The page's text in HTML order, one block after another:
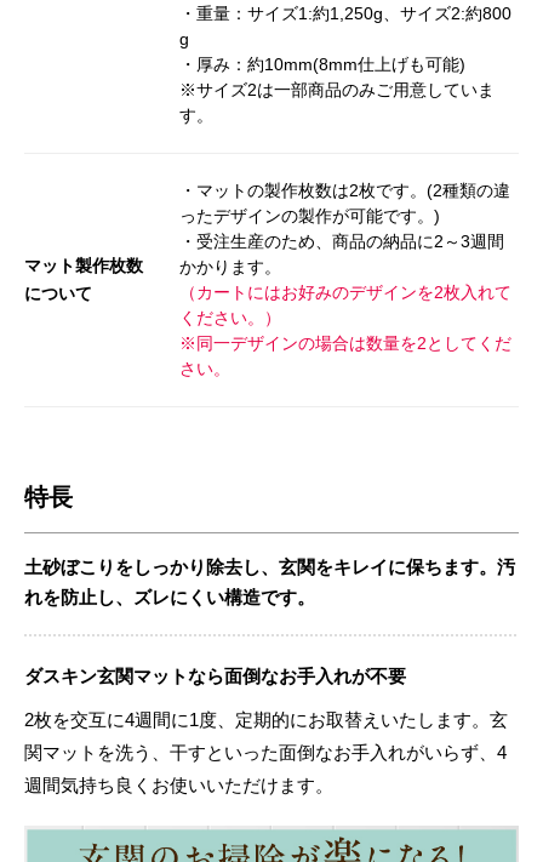
・重量：サイズ1:約1,250g、サイズ2:約800
g
・厚み：約10mm(8mm仕上げも可能)
※サイズ2は一部商品のみご用意していま
す。
マット製作枚数
について
・マットの製作枚数は2枚です。(2種類の違
ったデザインの製作が可能です。)
・受注生産のため、商品の納品に2～3週間
かかります。
（カートにはお好みのデザインを2枚入れて
ください。）
※同一デザインの場合は数量を2としてくだ
さい。
特長
土砂ぼこりをしっかり除去し、玄関をキレイに保ちます。汚
れを防止し、ズレにくい構造です。
ダスキン玄関マットなら面倒なお手入れが不要
2枚を交互に4週間に1度、定期的にお取替えいたします。玄
関マットを洗う、干すといった面倒なお手入れがいらず、4
週間気持ち良くお使いいただけます。